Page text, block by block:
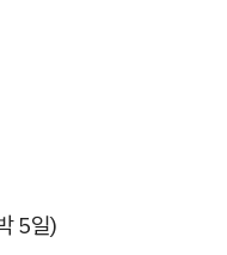
5일)